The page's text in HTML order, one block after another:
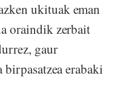
ukituak eman
oraindik zerbait
gaur
erabaki